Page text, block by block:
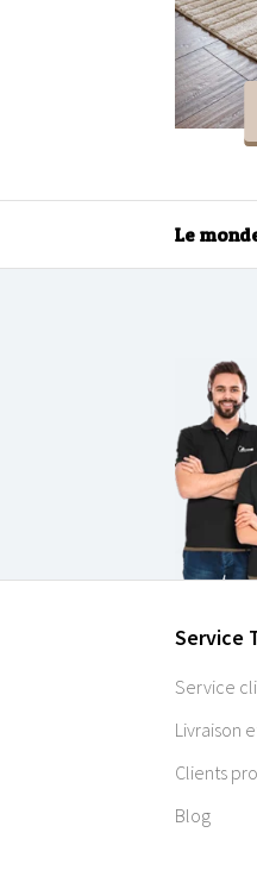
Le
Service
Service
Livraison
Clients
Blog